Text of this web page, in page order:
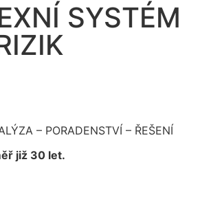
SYSTÉM
– PORADENSTVÍ – ŘEŠENÍ
již 30 let.